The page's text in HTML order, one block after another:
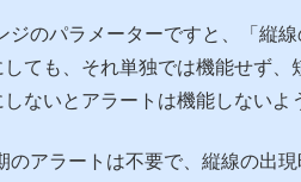
ジのパラメーターですと、「縦
しても、それ単独では機能せず
しないとアラートは機能しないよ
のアラートは不要で、縦線の出